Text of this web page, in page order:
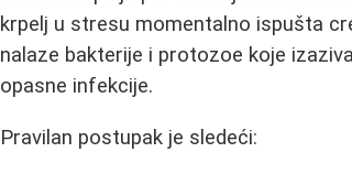
krpelj u stresu momentalno ispušta
nalaze bakterije i protozoe koje
opasne infekcije.
Pravilan postupak je sledeći: